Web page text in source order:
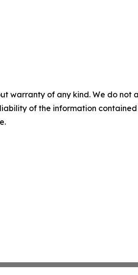
warranty of any kind. We do
of the information